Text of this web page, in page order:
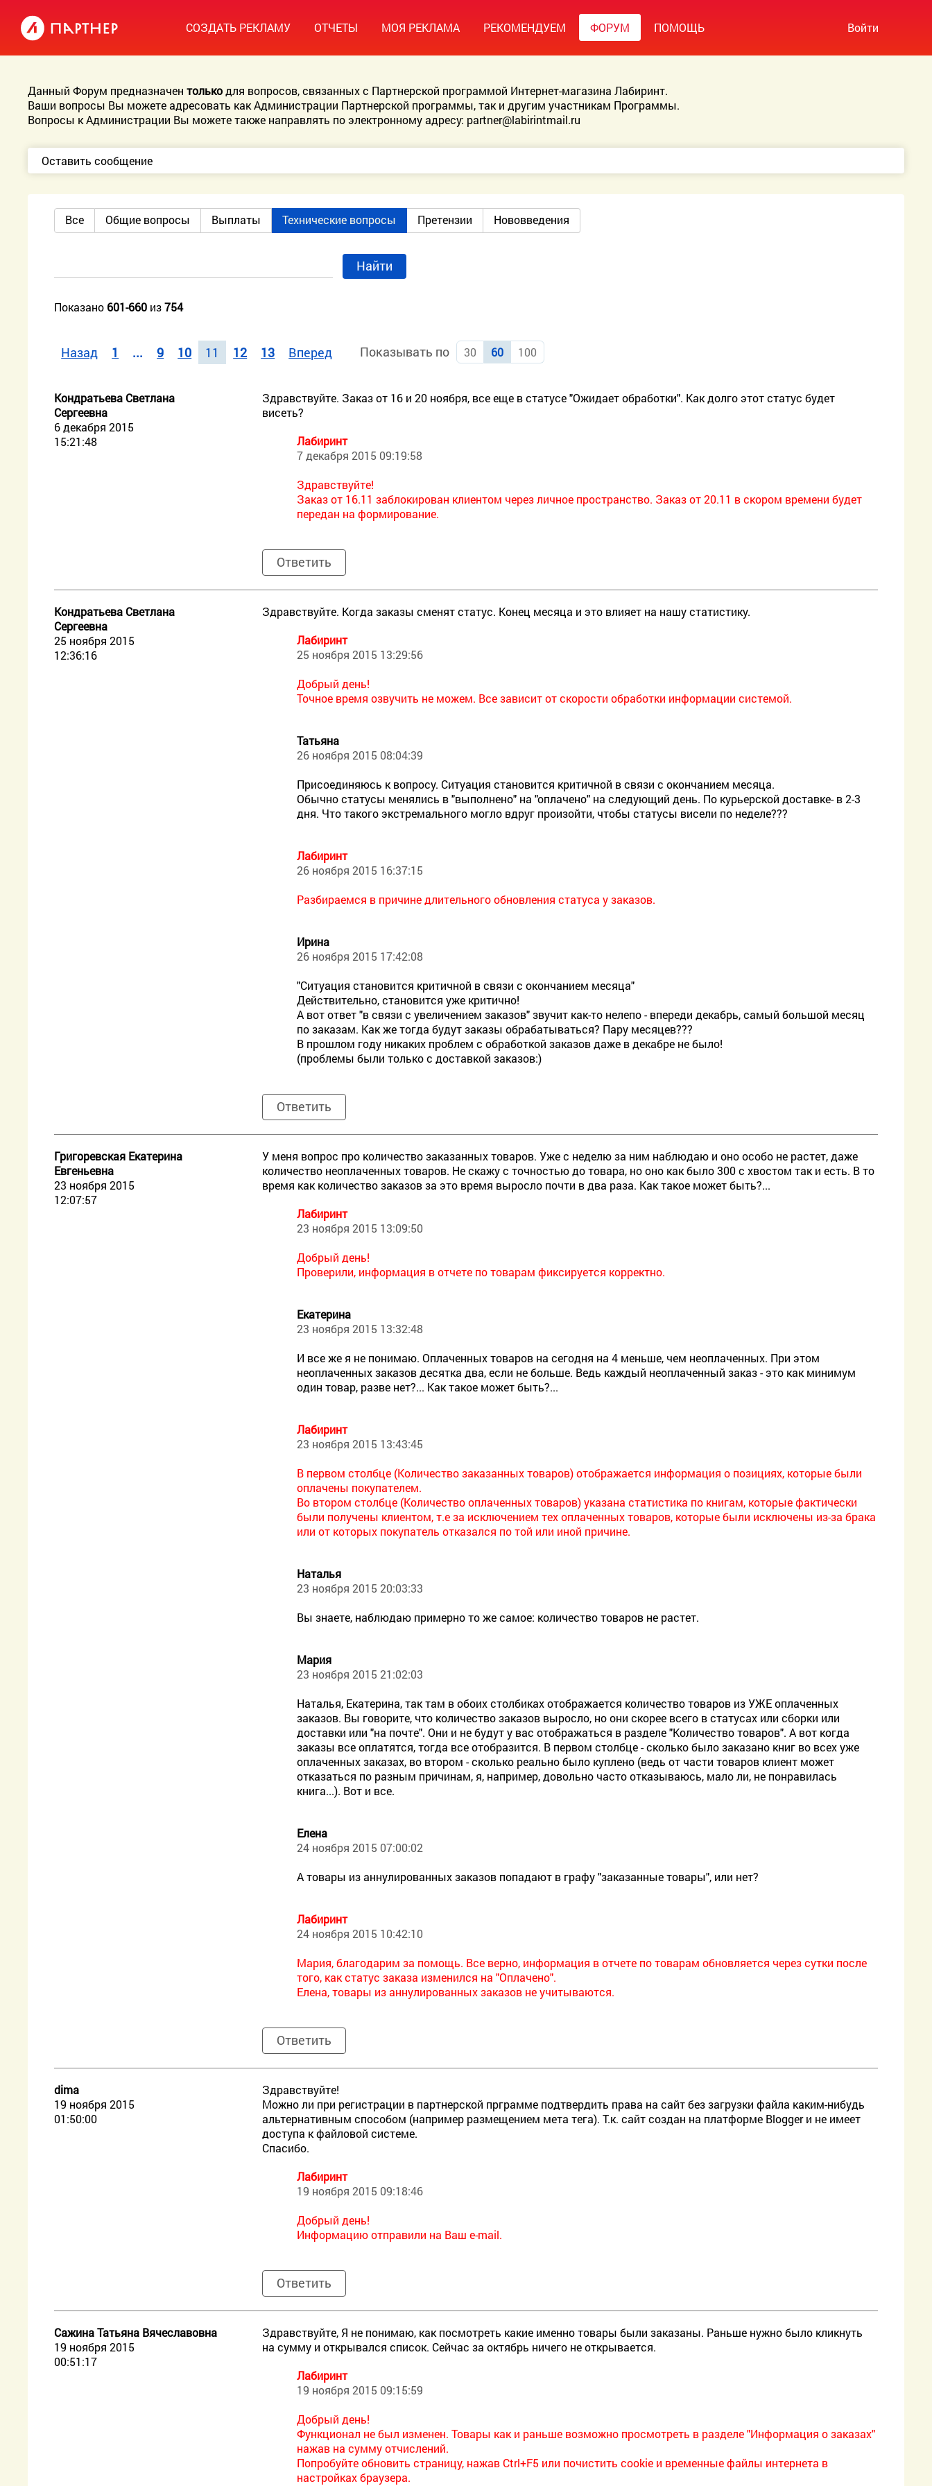
СОЗДАТЬ РЕКЛАМУ ОТЧЕТЫ МОЯ РЕКЛАМА РЕКОМЕНДУЕМ ФОРУМ ПОМОЩЬ Войти
Данный Форум предназначентолькодля вопросов, связанных с Партнерской программой Интернет-магазина Лабиринт.
Ваши вопросы Вы можете адресовать как Администрации Партнерской программы, так и другим участникам Программы.
Вопросы к Администрации Вы можете также направлять по электронному адресу: partner@labirintmail.ru
Оставить сообщение
Все Общие вопросы Выплаты Технические вопросы Претензии Нововведения
Найти
Показано 601-660 из754
Назад 1 ... 9 10 11 12 13 Вперед Показывать по 30 60 100
Кондратьева Светлана
Сергеевна
6 декабря 2015
15:21:48
Здравствуйте. Заказ от 16 и 20 ноября, все еще в статусе "Ожидает обработки". Как долго этот статус будет
висеть?
Лабиринт
7 декабря 2015 09:19:58
Здравствуйте!
Заказ от 16.11 заблокирован клиентом через личное пространство. Заказ от 20.11 в скором времени будет
передан на формирование.
Ответить
Кондратьева Светлана
Сергеевна
25 ноября 2015
12:36:16
Здравствуйте. Когда заказы сменят статус. Конец месяца и это влияет на нашу статистику.
Лабиринт
25 ноября 2015 13:29:56
Добрый день!
Точное время озвучить не можем. Все зависит от скорости обработки информации системой.
Татьяна
26 ноября 2015 08:04:39
Присоединяюсь к вопросу. Ситуация становится критичной в связи с окончанием месяца.
Обычно статусы менялись в "выполнено" на "оплачено" на следующий день. По курьерской доставке- в 2-3
дня. Что такого экстремального могло вдруг произойти, чтобы статусы висели по неделе???
Лабиринт
26 ноября 2015 16:37:15
Разбираемся в причине длительного обновления статуса у заказов.
Ирина
26 ноября 2015 17:42:08
"Ситуация становится критичной в связи с окончанием месяца"
Действительно, становится уже критично!
А вот ответ "в связи с увеличением заказов" звучит как-то нелепо - впереди декабрь, самый большой месяц
по заказам. Как же тогда будут заказы обрабатываться? Пару месяцев???
В прошлом году никаких проблем с обработкой заказов даже в декабре не было!
(проблемы были только с доставкой заказов:)
Ответить
Григоревская Екатерина
Евгеньевна
23 ноября 2015
12:07:57
У меня вопрос про количество заказанных товаров. Уже с неделю за ним наблюдаю и оно особо не растет, даже
количество неоплаченных товаров. Не скажу с точностью до товара, но оно как было 300 с хвостом так и есть. В то
время как количество заказов за это время выросло почти в два раза. Как такое может быть?...
Лабиринт
23 ноября 2015 13:09:50
Добрый день!
Проверили, информация в отчете по товарам фиксируется корректно.
Екатерина
23 ноября 2015 13:32:48
И все же я не понимаю. Оплаченных товаров на сегодня на 4 меньше, чем неоплаченных. При этом
неоплаченных заказов десятка два, если не больше. Ведь каждый неоплаченный заказ - это как минимум
один товар, разве нет?... Как такое может быть?...
Лабиринт
23 ноября 2015 13:43:45
В первом столбце (Количество заказанных товаров) отображается информация о позициях, которые были
оплачены покупателем.
Во втором столбце (Количество оплаченных товаров) указана статистика по книгам, которые фактически
были получены клиентом, т.е за исключением тех оплаченных товаров, которые были исключены из-за брака
или от которых покупатель отказался по той или иной причине.
Наталья
23 ноября 2015 20:03:33
Вы знаете, наблюдаю примерно то же самое: количество товаров не растет.
Мария
23 ноября 2015 21:02:03
Наталья, Екатерина, так там в обоих столбиках отображается количество товаров из УЖЕ оплаченных
заказов. Вы говорите, что количество заказов выросло, но они скорее всего в статусах или сборки или
доставки или "на почте". Они и не будут у вас отображаться в разделе "Количество товаров". А вот когда
заказы все оплатятся, тогда все отобразится. В первом столбце - сколько было заказано книг во всех уже
оплаченных заказах, во втором - сколько реально было куплено (ведь от части товаров клиент может
отказаться по разным причинам, я, например, довольно часто отказываюсь, мало ли, не понравилась
книга...). Вот и все.
Елена
24 ноября 2015 07:00:02
А товары из аннулированных заказов попадают в графу "заказанные товары", или нет?
Лабиринт
24 ноября 2015 10:42:10
Мария, благодарим за помощь. Все верно, информация в отчете по товарам обновляется через сутки после
того, как статус заказа изменился на "Оплачено".
Елена, товары из аннулированных заказов не учитываются.
Ответить
dima
19 ноября 2015
01:50:00
Здравствуйте!
Можно ли при регистрации в партнерской прграмме подтвердить права на сайт без загрузки файла каким-нибудь
альтернативным способом (например размещением мета тега). Т.к. сайт создан на платформе Blogger и не имеет
доступа к файловой системе.
Спасибо.
Лабиринт
19 ноября 2015 09:18:46
Добрый день!
Информацию отправили на Ваш e-mail.
Ответить
Сажина Татьяна Вячеславовна
19 ноября 2015
00:51:17
Здравствуйте, Я не понимаю, как посмотреть какие именно товары были заказаны. Раньше нужно было кликнуть
на сумму и открывался список. Сейчас за октябрь ничего не открывается.
Лабиринт
19 ноября 2015 09:15:59
Добрый день!
Функционал не был изменен. Товары как и раньше возможно просмотреть в разделе "Информация о заказах"
нажав на сумму отчислений.
Попробуйте обновить страницу, нажав Ctrl+F5 или почистить cookie и временные файлы интернета в
настройках браузера.